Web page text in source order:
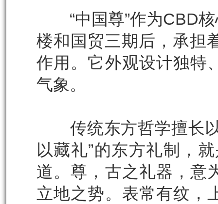
“中国尊”作为CBD核
楼和国贸三期后，承担
作用。它外观设计独特
气象。
传统东方哲学擅长以
以藏礼”的东方礼制，
道。尊，古之礼器，意
立地之势。表常有纹，